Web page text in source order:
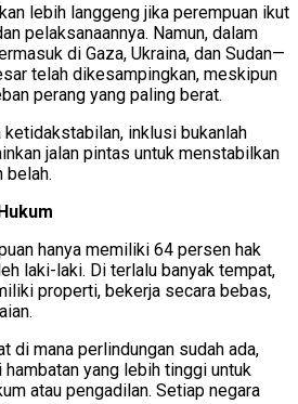
lebih langgeng jika perempuan ikut
pelaksanaannya. Namun, dalam
di Gaza, Ukraina, dan Sudan—
telah dikesampingkan, meskipun
perang yang paling berat.
inklusi bukanlah
jalan pintas untuk menstabilkan
belah.
hanya memiliki 64 persen hak
laki-laki. Di terlalu banyak tempat,
properti, bekerja secara bebas,
di mana perlindungan sudah ada,
yang lebih tinggi untuk
atau pengadilan. Setiap negara